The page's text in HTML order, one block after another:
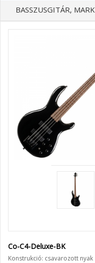
BASSZUSGITÁR,
Co-C4-Deluxe-BK
Konstrukció: csavarozott nyak